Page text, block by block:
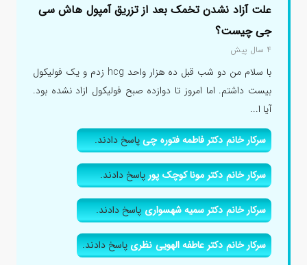
علت آزاد نشدن تخمک بعد از تزریق آمپول هاش سی
جی چیست؟
۴ سال پیش
با سلام من دو شب قبل ده هزار واحد hcg زدم و یک فولیکول
بیست داشتم. اما امروز تا دوازده صبح فولیکول ازاد نشده بود.
آیا ا...
سرکار خانم دکتر فاطمه فتوره چیپاسخ دادند.
سرکار خانم دکتر مونا کوچک پورپاسخ دادند.
سرکار خانم دکتر سمیه شهسواریپاسخ دادند.
سرکار خانم دکتر عاطفه الهویی نظریپاسخ دادند.